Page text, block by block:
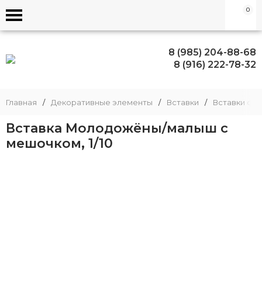
0
8 (985) 204-88-68
8 (916) 222-78-32
Главная / Декоративные элементы / Вставки / Вставки
Вставка Молодожёны/малыш с
мешочком, 1/10